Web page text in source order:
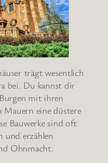
trägt wesentlich
bei. Du kannst dir
mit ihren
eine düstere
Bauwerke sind oft
und erzählen
Ohnmacht.